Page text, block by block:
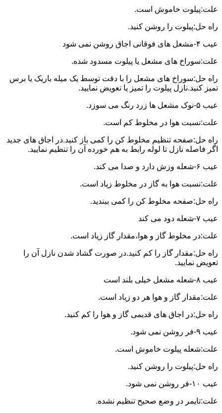
علت:پیلوت خاموش است.
راه حل:پیلوت را روشن کنید.
عیب ۴-مشعل های فوقانی اجاق روشن نمی شود
علت:سوراخ های مشعل یا پیلوت مسدود شده.
راه حل:سوراخ های مشعل را با دقت توسط یک میله باریک یا برس
تمیز کنید.نازل پیلوت را تمیز یا تعویض نمایید.
عیب ۵-نوک مشعل ها زرد رنگ می سوزد.
علت:نسبت هوا در مخلوط کم است.
راه حل:صفحه تنظیم مخلوط کن را کمی باز کنید.در اجاق های جدید
اگر فاصله نازل تا لوله رابط به هم خورده آن را تنظیم نمایید.
عیب ۶-شعله وزش دارد و صدا می کند.
علت:نسبت هوا به گاز در مخلوط زیاد است.
راه حل:صفحه مخلوط کن را کمی ببندید.
عیب ۷-شعله دود می کند
علت:در مخلوط گاز و هوا،مقدار گاز زیاد است.
راه حل:مقدار گاز را کم کنید.در صورت گشاد شدن نازل آن را
تعویض نمایید.
عیب ۸-شعله مشعل خیلی بلند است
علت:مقدار گاز و هوا هر دو زیاد است.
راه حل:در اجاق های قدیمی گاز و هوا را کم کنید.
عیب ۹-فر روشن نمی شود.
علت:شعله پیلوت خاموش است.
راه حل:پیلوت را روشن کنید.
عیب ۱۰-فر روشن نمی شود.
علت:تایمر در وضع صحیح تنظیم نشده.